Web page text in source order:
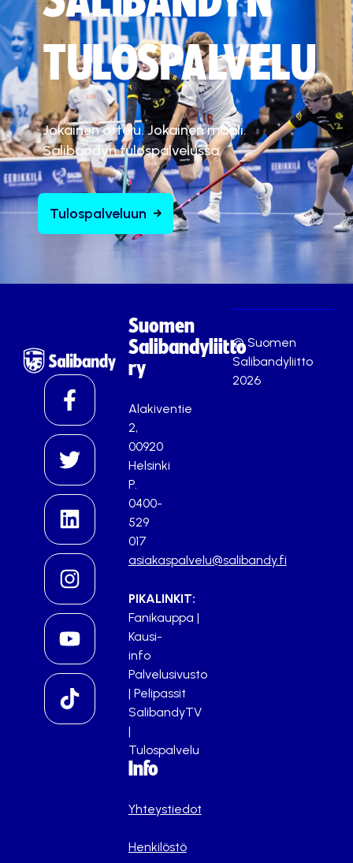
TULOSPALVELU
Jokainen ottelu. Jokainen maali.
Salibandyn tulospalvelussa.
Tulospalveluun
Suomen
Salibandyliitto
ry
Alakiventie
2,
00920
Helsinki
P.
0400-
529
017
asiakaspalvelu@salibandy.fi
PIKALINKIT:
Fanikauppa |
Kausi-
info
Palvelusivusto
| Pelipassit
SalibandyTV
|
Tulospalvelu
Info
Yhteystiedot
Henkilöstö
© Suomen
Salibandyliitto
2026